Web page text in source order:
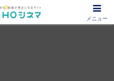
映画図書館『MIHOシネマ』
メニュー